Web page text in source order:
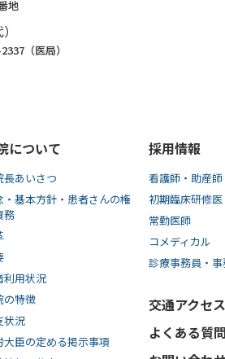
地
（医局）
について
長あいさつ
・基本方針・患者さんの権
務
利用状況
の特徴
状況
大臣の定める掲示事項
採用情報
看護師・助産
初期臨床研修
常勤医師
コメディカル
診療事務員・
交通アクセ
よくある質問